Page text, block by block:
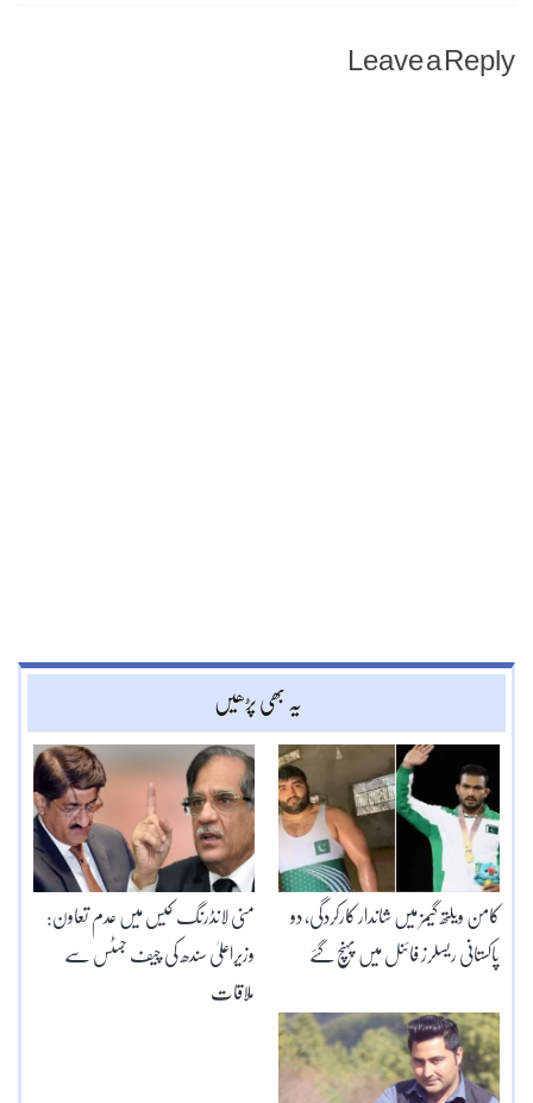
Leave a Reply
یہ بھی پڑھیں
منی لانڈرنگ کیس میں عدم تعاون:
وزیراعلیٰ سندھ کی چیف جسٹس سے
ملاقات
کامن ویلتھ گیمز میں شاندار کارکردگی، دو
پاکستانی ریسلرز فائنل میں پہنچ گئے